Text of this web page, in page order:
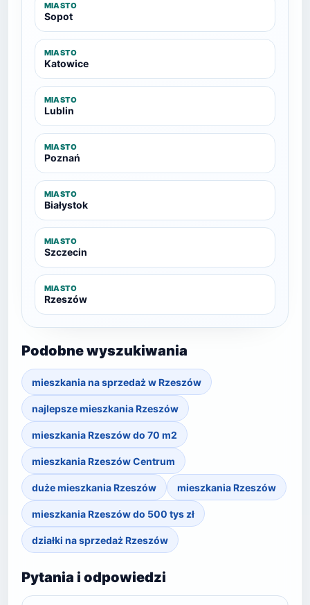
MIASTO
Sopot
MIASTO
Katowice
MIASTO
Lublin
MIASTO
Poznań
MIASTO
Białystok
MIASTO
Szczecin
MIASTO
Rzeszów
Podobne wyszukiwania
mieszkania na sprzedaż w Rzeszów
najlepsze mieszkania Rzeszów
mieszkania Rzeszów do 70 m2
mieszkania Rzeszów Centrum
duże mieszkania Rzeszów mieszkania Rzeszów
mieszkania Rzeszów do 500 tys zł
działki na sprzedaż Rzeszów
Pytania i odpowiedzi